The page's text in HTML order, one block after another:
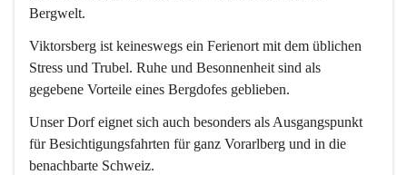
Bergwelt.
Viktorsberg ist keineswegs ein Ferienort mit dem üblichen
Stress und Trubel. Ruhe und Besonnenheit sind als
gegebene Vorteile eines Bergdofes geblieben.
Unser Dorf eignet sich auch besonders als Ausgangspunkt
für Besichtigungsfahrten für ganz Vorarlberg und in die
benachbarte Schweiz.